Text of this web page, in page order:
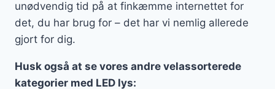
unødvendig tid på at finkæmme internettet for
det, du har brug for – det har vi nemlig allerede
gjort for dig.
Husk også at se vores andre velassorterede
kategorier med LED lys: